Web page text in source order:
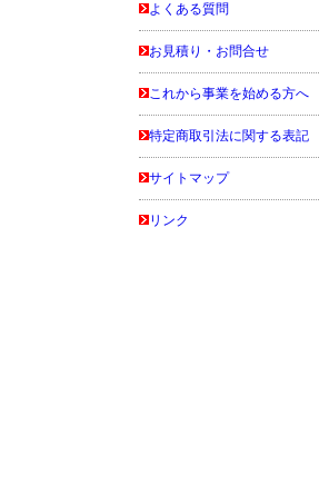
よくある質問
お見積り・お問合せ
これから事業を始める方へ
特定商取引法に関する表記
サイトマップ
リンク